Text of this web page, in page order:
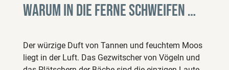
Warum in die Ferne schweifen …
Der würzige Duft von Tannen und feuchtem Moos
liegt in der Luft. Das Gezwitscher von Vögeln und